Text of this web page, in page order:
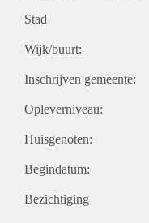
Stad
Wijk/buurt:
Inschrijven gemeente:
Opleverniveau:
Huisgenoten:
Begindatum:
Bezichtiging